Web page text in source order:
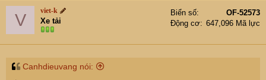
t
i
n
s
V viet-k
Xe tải
Biển số
OF-52573
Động cơ
647,096 Mã lực
Canhdieuvang nói: